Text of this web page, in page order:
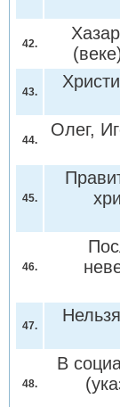
42.
43.
44.
Олег,
45.
46.
47.
48.
В